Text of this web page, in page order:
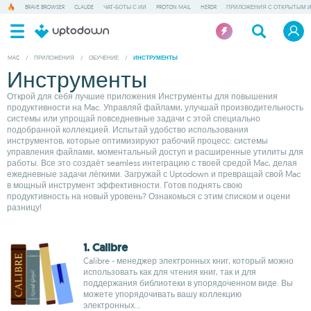
BRAVE BROWSER CLAUDE ЧАТ-БОТЫ С ИИ PROTON MAIL HERDR ПРИЛОЖЕНИЯ С ОТКРЫТЫМ
MAC / ПРИЛОЖЕНИЯ / ОБУЧЕНИЕ / ИНСТРУМЕНТЫ
Инструменты
Открой для себя лучшие приложения Инструменты для повышения
продуктивности на Mac. Управляй файлами, улучшай производительность
системы или упрощай повседневные задачи с этой специально
подобранной коллекцией. Испытай удобство использования
инструментов, которые оптимизируют рабочий процесс: системы
управления файлами, моментальный доступ и расширенные утилиты для
работы. Все это создаёт seamless интеграцию с твоей средой Mac, делая
ежедневные задачи лёгкими. Загружай с Uptodown и превращай свой Mac
в мощный инструмент эффективности. Готов поднять свою
продуктивность на новый уровень? Ознакомься с этим списком и оцени
разницу!
1. Calibre
Calibre - менеджер электронных книг, который можно
использовать как для чтения книг, так и для
поддержания библиотеки в упорядоченном виде. Вы
можете упорядочивать вашу коллекцию
электронных...